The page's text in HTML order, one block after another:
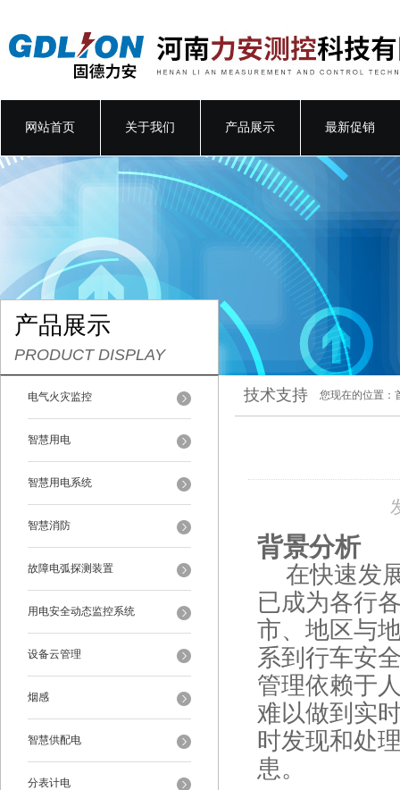
网站首页 关于我们 产品展示 最新促销
产品展示
PRODUCT DISPLAY
电气火灾监控
智慧用电
智慧用电系统
智慧消防
故障电弧探测装置
用电安全动态监控系统
设备云管理
烟感
智慧供配电
分表计电
技术支持 您现在的位置：
背景分析
在快速发
已成为各行
市、地区与
系到行车安
管理依赖于
难以做到实
时发现和处
患。